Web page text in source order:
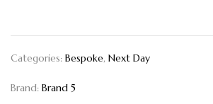
Categories: Bespoke, Next Day
Brand: Brand 5